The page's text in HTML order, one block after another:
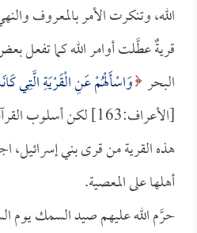
الله، وتنكرت الأمر بالمعروف
قريةٌ عطَّلت أوامر الله كما تفعل
البحر وَاسْأَلْهُمْ عَنِ الْقَرْيَةِ الَّتِي
[الأعراف:163] لكن
هذه القرية من قرى بني
أهلها على المعصية.
حرَّم الله عليهم صيد السمك يوم